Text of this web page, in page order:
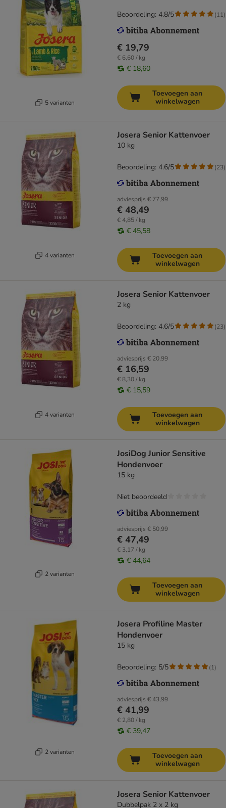
5 varianten
€ 19,79
€ 6,60 / kg
€ 18,60
Beoordeling: 4.8/5 (11)
Toevoegen aan
winkelwagen
4 varianten
Josera Senior Kattenvoer
10 kg
adviesprijs € 77,99
€ 48,49
€ 4,85 / kg
€ 45,58
Beoordeling: 4.6/5 (23)
Toevoegen aan
winkelwagen
4 varianten
Josera Senior Kattenvoer
2 kg
adviesprijs € 20,99
€ 16,59
€ 8,30 / kg
€ 15,59
Beoordeling: 4.6/5 (23)
Toevoegen aan
winkelwagen
2 varianten
JosiDog Junior Sensitive
Hondenvoer
15 kg
adviesprijs € 50,99
€ 47,49
€ 3,17 / kg
€ 44,64
Niet beoordeeld
Toevoegen aan
winkelwagen
2 varianten
Josera Profiline Master
Hondenvoer
15 kg
adviesprijs € 43,99
€ 41,99
€ 2,80 / kg
€ 39,47
Beoordeling: 5/5 (1)
Toevoegen aan
winkelwagen
Josera Senior Kattenvoer
Dubbelpak 2 x 2 kg